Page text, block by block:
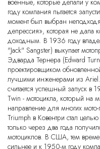
военные, которые делали у
году компания пытается
момент был выбран
депрессия», которая не дала
доходным. В 1936 году
"Jack" Sangster) выкупает
Эдварда Тернера (Edward
проектировщиком
лучшими инженерами из
считается успешный запуск в
Twin - мотоцикла, который на
направление для многих
Triumph в Ковентри стал
только через два года
мотоциклов. В США, тем
сильнее и к 1950-м году